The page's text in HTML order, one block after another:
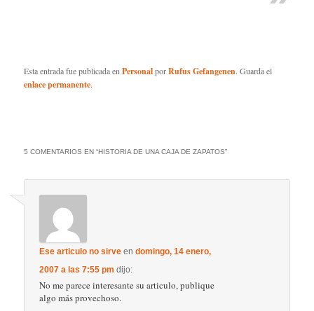
Esta entrada fue publicada enPersonalporRufus Gefangenen. Guarda el
enlace permanente.
5 COMENTARIOS EN “HISTORIA DE UNA CAJA DE ZAPATOS”
Ese articulo no sirve endomingo, 14 enero,
2007 a las 7:55 pm dijo:
No me parece interesante su articulo, publique
algo más provechoso.